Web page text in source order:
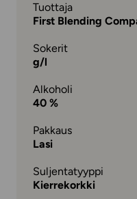
Tuottaja
First Blending
Sokerit
g/l
Alkoholi
40 %
Pakkaus
Lasi
Suljentatyyppi
Kierrekorkki